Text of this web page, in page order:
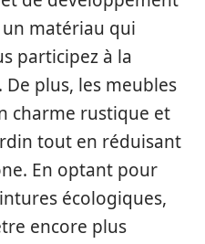
matériau qui
participez à la
plus, les meubles
charme rustique et
tout en réduisant
En optant pour
écologiques,
encore plus